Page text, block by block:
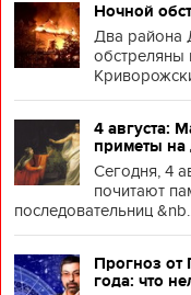
Ночной
Два района
обстреляны
4 августа:
приметы на
Сегодня, 4
почитают
последовательниц
Прогноз от
года: что